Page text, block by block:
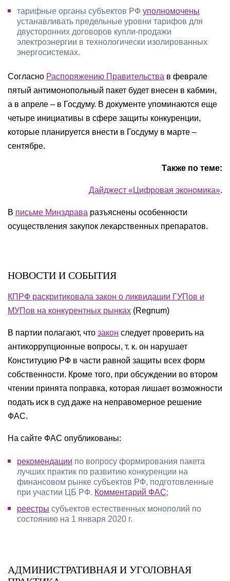
тарифные органы субъектов РФ уполномочены
устанавливать предельные уровни тарифов для
двусторонних договоров купли-продажи
электроэнергии в технологически изолированных
энергосистемах.
Согласно Распоряжению Правительства в феврале
пятый антимонопольный пакет будет внесен в кабмин,
а в апреле – в Госдуму. В документе упоминаются еще
четыре инициативы в сфере защиты конкуренции,
которые планируется внести в Госдуму в марте –
сентябре.
Также по теме:
Дайджест «Цифровая экономика».
В письме Минздрава разъяснены особенности
осуществления закупок лекарственных препаратов.
НОВОСТИ И СОБЫТИЯ
КПРФ раскритиковала закон о ликвидации ГУПов и
МУПов на конкурентных рынках (Regnum)
В партии полагают, что закон следует проверить на
антикоррупционные вопросы, т. к. он нарушает
Конституцию РФ в части равной защиты всех форм
собственности. Кроме того, при обсуждении во втором
чтении принята поправка, которая лишает возможности
подать иск в суд даже на неправомерное решение
ФАС.
На сайте ФАС опубликованы:
рекомендации по вопросу формирования пакета
лучших практик по развитию конкуренции на
финансовом рынке субъектов РФ, подготовленные
при участии ЦБ РФ. Комментарий ФАС;
реестры субъектов естественных монополий по
состоянию на 1 января 2020 г.
АДМИНИСТРАТИВНАЯ И УГОЛОВНАЯ